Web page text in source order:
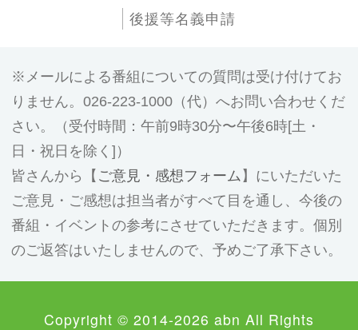
後援等名義申請
メールによる番組についての質問は受け付けてお
りません。026-223-1000（代）へお問い合わせくだ
さい。（受付時間：午前9時30分〜午後6時[土・
日・祝日を除く]）
皆さんから【 ご意見・感想フォーム 】にいただいた
ご意見・ご感想は担当者がすべて目を通し、今後の
番組・イベントの参考にさせていただきます。個別
のご返答はいたしませんので、予めご了承下さい。
Copyright © 2014-2026 abn All Rights